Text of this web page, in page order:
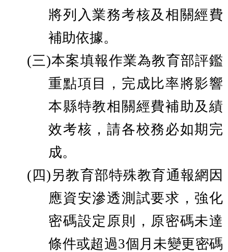
將列入業務考核及相關經費
補助依據。
(三)本案填報作業為教育部評鑑
重點項目，完成比率將影響
本縣特教相關經費補助及績
效考核，請各校務必如期完
成。
(四) 另教育部特殊教育通報網因
應資安滲透測試要求，強化
密碼設定原則，原密碼未達
條件或超過3個月未變更密碼